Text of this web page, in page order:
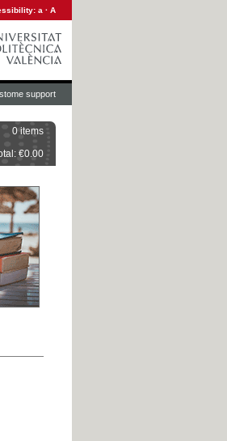
a · A
support
0 items
€0.00